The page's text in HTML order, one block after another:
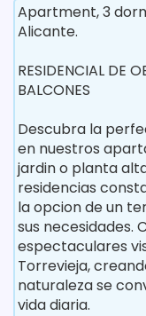
Apartment, 3
Alicante.
RESIDENCIAL DE
BALCONES
Descubra la
en nuestros
jardin o planta
residencias
la opcion de un
sus
espectaculares
Torrevieja,
naturaleza se
vida diaria.